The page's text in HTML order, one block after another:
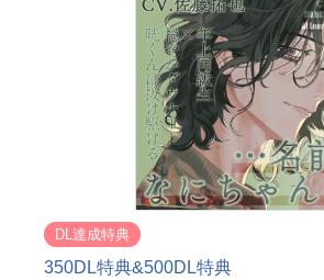
DL達成特典
350DL特典&500DL特典